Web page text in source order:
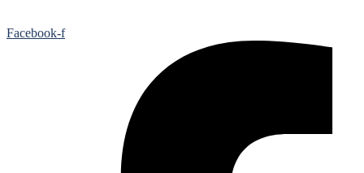
Facebook-f